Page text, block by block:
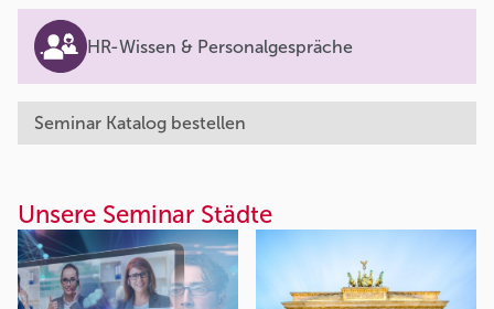
HR-Wissen & Personalgespräche
Seminar Katalog bestellen
Unsere Seminar Städte